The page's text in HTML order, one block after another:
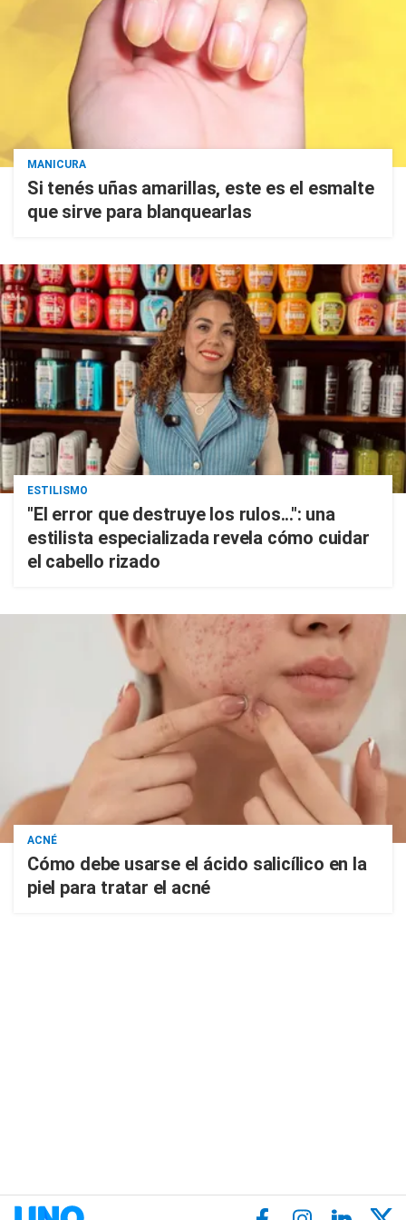
MANICURA
Si tenés uñas amarillas, este es el esmalte
que sirve para blanquearlas
ESTILISMO
"El error que destruye los rulos...": una
estilista especializada revela cómo cuidar
el cabello rizado
ACNÉ
Cómo debe usarse el ácido salicílico en la
piel para tratar el acné